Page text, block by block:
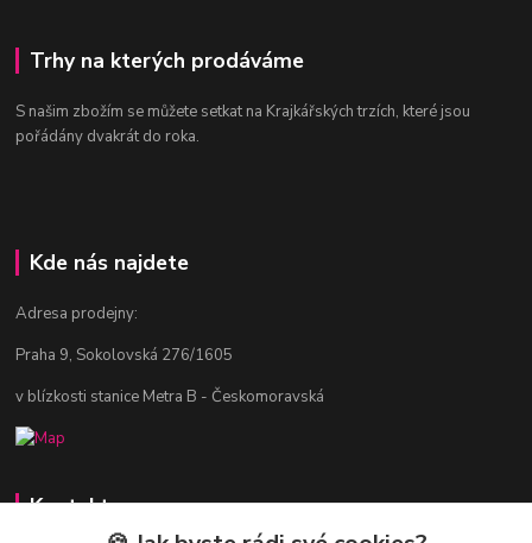
Trhy na kterých prodáváme
S našim zbožím se můžete setkat na Krajkářských trzích, které jsou
pořádány dvakrát do roka.
Kde nás najdete
Adresa prodejny:
Praha 9, Sokolovská 276/1605
v blízkosti stanice Metra B - Českomoravská
Kontakty